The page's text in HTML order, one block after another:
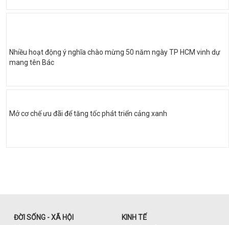
Nhiều hoạt động ý nghĩa chào mừng 50 năm ngày TP HCM vinh dự
mang tên Bác
Mở cơ chế ưu đãi để tăng tốc phát triển cảng xanh
ĐỜI SỐNG - XÃ HỘI KINH TẾ